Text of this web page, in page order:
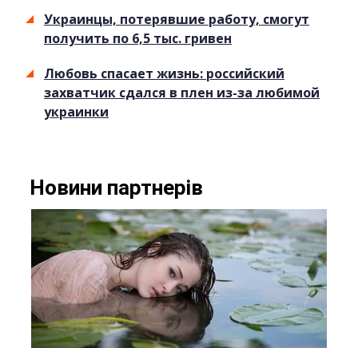
Украинцы, потерявшие работу, смогут
получить по 6,5 тыс. гривен
Любовь спасает жизнь: российский
захватчик сдался в плен из-за любимой
украинки